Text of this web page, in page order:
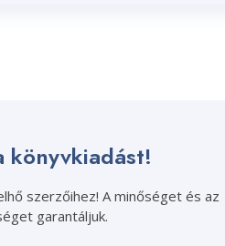
könyvkiadást!
szerzőihez! A minőséget és az
garantáljuk.